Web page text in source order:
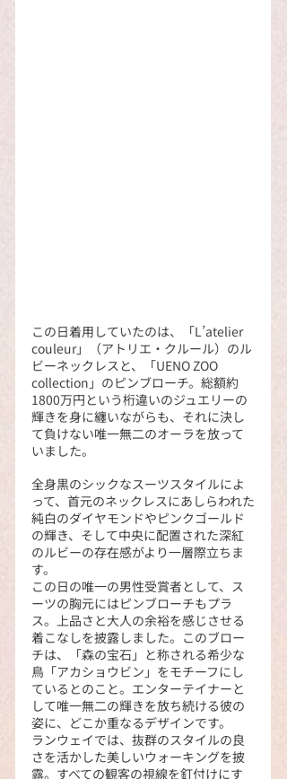
この日着用していたのは、「L’atelier
couleur」（アトリエ・クルール）のル
ビーネックレスと、「UENO ZOO
collection」のピンブローチ。総額約
1800万円という桁違いのジュエリーの
輝きを身に纏いながらも、それに決し
て負けない唯一無二のオーラを放って
いました。
全身黒のシックなスーツスタイルによ
って、首元のネックレスにあしらわれた
純白のダイヤモンドやピンクゴールド
の輝き、そして中央に配置された深紅
のルビーの存在感がより一層際立ちま
す。
この日の唯一の男性受賞者として、ス
ーツの胸元にはピンブローチもプラ
ス。上品さと大人の余裕を感じさせる
着こなしを披露しました。このブロー
チは、「森の宝石」と称される希少な
鳥「アカショウビン」をモチーフにし
ているとのこと。エンターテイナーと
して唯一無二の輝きを放ち続ける彼の
姿に、どこか重なるデザインです。
ランウェイでは、抜群のスタイルの良
さを活かした美しいウォーキングを披
露。すべての観客の視線を釘付けにす